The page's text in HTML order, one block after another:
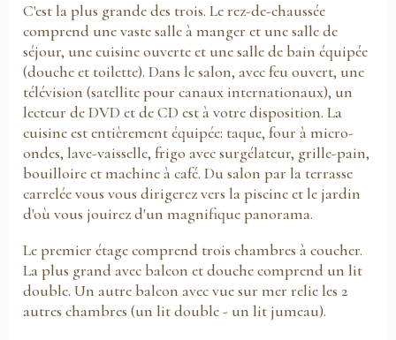
C'est la plus grande des trois. Le rez-de-chaussée
comprend une vaste salle à manger et une salle de
séjour, une cuisine ouverte et une salle de bain équipée
(douche et toilette). Dans le salon, avec feu ouvert, une
télévision (satellite pour canaux internationaux), un
lecteur de DVD et de CD est à votre disposition. La
cuisine est entièrement équipée: taque, four à micro-
ondes, lave-vaisselle, frigo avec surgélateur, grille-pain,
bouilloire et machine à café. Du salon par la terrasse
carrelée vous vous dirigerez vers la piscine et le jardin
d'où vous jouirez d'un magnifique panorama.
Le premier étage comprend trois chambres à coucher.
La plus grand avec balcon et douche comprend un lit
double. Un autre balcon avec vue sur mer relie les 2
autres chambres (un lit double - un lit jumeau).